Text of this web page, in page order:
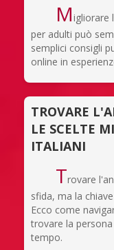
Migliorare
per adulti può
semplici consigli
online in
TROVARE
LE SCELTE
ITALIANI
Trovare
sfida, ma la
Ecco come
trovare la
tempo.